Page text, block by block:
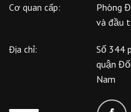
Cơ quan cấp:
Phòng
và đầu
Địa chỉ:
Số 344
quận
Nam